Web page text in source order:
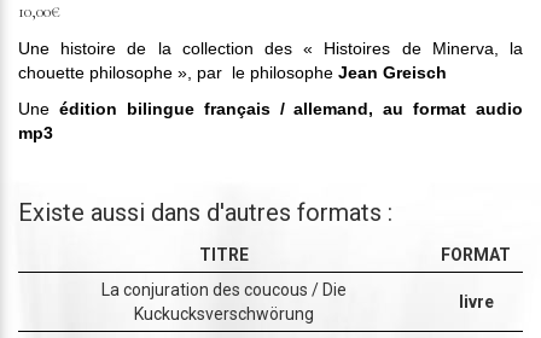
10,00€
Une histoire de la collection des « Histoires de Minerva, la
chouette philosophe », par le philosophe Jean Greisch
Une édition bilingue français / allemand, au format audio
mp3
Existe aussi dans d'autres formats :
TITRE
FORMAT
La conjuration des coucous / Die
Kuckucksverschwörung
livre